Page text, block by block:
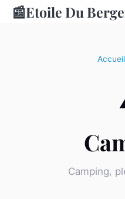
📰Etoile Du
Accueil
Camping,